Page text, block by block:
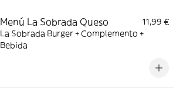
Menú La Sobrada Queso
11,99 €
La Sobrada Burger + Complemento +
Bebida